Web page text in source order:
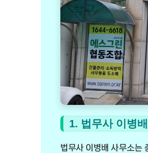
1. 법무사 이병
법무사 이병배 사무소는